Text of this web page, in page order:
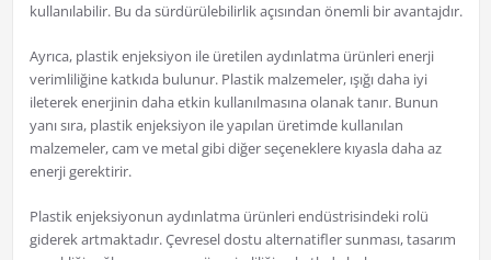
kullanılabilir. Bu da sürdürülebilirlik açısından önemli bir avantajdır.
Ayrıca, plastik enjeksiyon ile üretilen aydınlatma ürünleri enerji
verimliliğine katkıda bulunur. Plastik malzemeler, ışığı daha iyi
ileterek enerjinin daha etkin kullanılmasına olanak tanır. Bunun
yanı sıra, plastik enjeksiyon ile yapılan üretimde kullanılan
malzemeler, cam ve metal gibi diğer seçeneklere kıyasla daha az
enerji gerektirir.
Plastik enjeksiyonun aydınlatma ürünleri endüstrisindeki rolü
giderek artmaktadır. Çevresel dostu alternatifler sunması, tasarım